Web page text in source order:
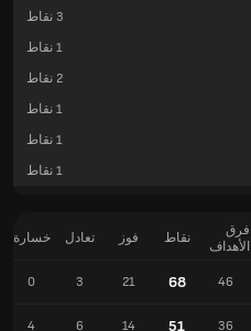
3 نقاط
1 نقاط
2 نقاط
1 نقاط
1 نقاط
1 نقاط
فرق
الأهداف
نقاط فوز تعادل خسارة
46
68
21
3
0
36
51
14
6
4